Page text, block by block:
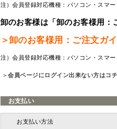
注）会員登録対応機種：パソコン・スマ
卸のお客様は「卸のお客様用：
＞卸のお客様用：ご注文ガ
注）会員登録対応機種：パソコン・スマ
＞会員ページにログイン出来ない方はコ
お支払い
お支払い方法